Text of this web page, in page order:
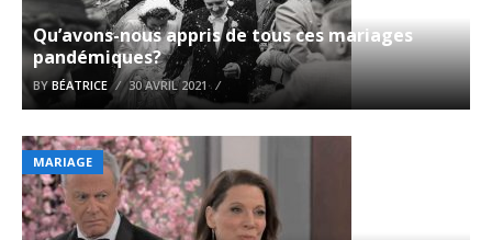
Qu’avons-nous appris de tous ces mariages
pandémiques?
BYBÉATRICE 30 AVRIL 2021
MARIAGE